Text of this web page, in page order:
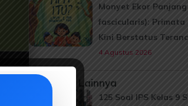
Monyet Ekor
fascicularis): Primata
Kini Berstatus
4 Agustus 2026
Informasi Lainnya
125 Soal IPS Kelas 9